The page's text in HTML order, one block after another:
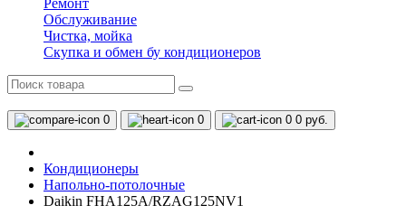
Ремонт
Обслуживание
Чистка, мойка
Скупка и обмен бу кондиционеров
0 0 0 0 руб.
Кондиционеры
Напольно-потолочные
Daikin FHA125A/RZAG125NV1